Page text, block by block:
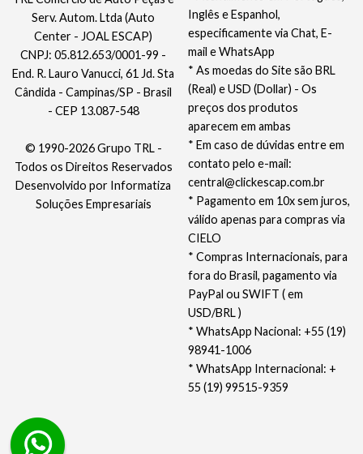
Inglês e Espanhol,
especificamente via Chat, E-
mail e WhatsApp
* As moedas do Site são BRL
(Real) e USD (Dollar) - Os
preços dos produtos
aparecem em ambas
* Em caso de dúvidas entre em
contato pelo e-mail:
central@clickescap.com.br
* Pagamento em 10x sem juros,
válido apenas para compras via
CIELO
* Compras Internacionais, para
fora do Brasil, pagamento via
PayPal ou SWIFT ( em
USD/BRL )
* WhatsApp Nacional: +55 (19)
98941-1006
* WhatsApp Internacional: +
55 (19) 99515-9359
Serv. Autom. Ltda (Auto
Center - JOAL ESCAP)
CNPJ: 05.812.653/0001-99 -
End. R. Lauro Vanucci, 61 Jd. Sta
Cândida - Campinas/SP - Brasil
- CEP 13.087-548
© 1990-2026 Grupo TRL -
Todos os Direitos Reservados
Desenvolvido por Informatiza
Soluções Empresariais